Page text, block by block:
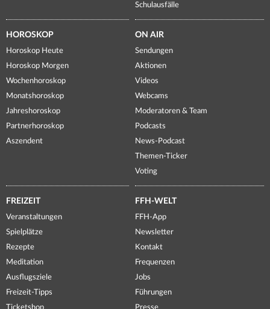
Schulausfälle
HOROSKOP
Horoskop Heute
Horoskop Morgen
Wochenhoroskop
Monatshoroskop
Jahreshoroskop
Partnerhoroskop
Aszendent
ON AIR
Sendungen
Aktionen
Videos
Webcams
Moderatoren & Team
Podcasts
News-Podcast
Themen-Ticker
Voting
FREIZEIT
Veranstaltungen
Spielplätze
Rezepte
Meditation
Ausflugsziele
Freizeit-Tipps
Ticketshop
FFH-WELT
FFH-App
Newsletter
Kontakt
Frequenzen
Jobs
Führungen
Presse